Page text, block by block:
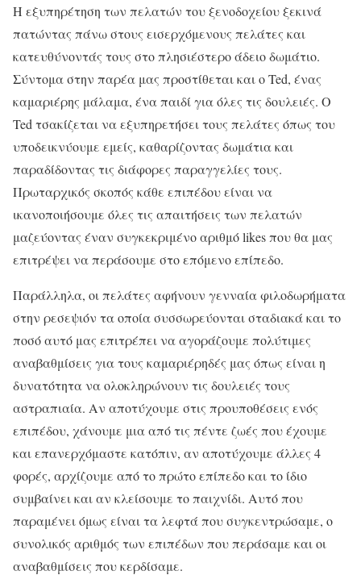
Η εξυπηρέτηση των πελατών του ξενοδοχείου ξεκινά
πατώντας πάνω στους εισερχόμενους πελάτες και
κατευθύνοντάς τους στο πλησιέστερο άδειο δωμάτιο.
Σύντομα στην παρέα μας προστίθεται και ο Ted, ένας
καμαριέρης μάλαμα, ένα παιδί για όλες τις δουλειές. Ο
Ted τσακίζεται να εξυπηρετήσει τους πελάτες όπως του
υποδεικνύουμε εμείς, καθαρίζοντας δωμάτια και
παραδίδοντας τις διάφορες παραγγελίες τους.
Πρωταρχικός σκοπός κάθε επιπέδου είναι να
ικανοποιήσουμε όλες τις απαιτήσεις των πελατών
μαζεύοντας έναν συγκεκριμένο αριθμό likes που θα μας
επιτρέψει να περάσουμε στο επόμενο επίπεδο.
Παράλληλα, οι πελάτες αφήνουν γενναία φιλοδωρήματα
στην ρεσεψιόν τα οποία συσσωρεύονται σταδιακά και το
ποσό αυτό μας επιτρέπει να αγοράζουμε πολύτιμες
αναβαθμίσεις για τους καμαριέρηδές μας όπως είναι η
δυνατότητα να ολοκληρώνουν τις δουλειές τους
αστραπιαία. Αν αποτύχουμε στις προυποθέσεις ενός
επιπέδου, χάνουμε μια από τις πέντε ζωές που έχουμε
και επανερχόμαστε κατόπιν, αν αποτύχουμε άλλες 4
φορές, αρχίζουμε από το πρώτο επίπεδο και το ίδιο
συμβαίνει και αν κλείσουμε το παιχνίδι. Αυτό που
παραμένει όμως είναι τα λεφτά που συγκεντρώσαμε, ο
συνολικός αριθμός των επιπέδων που περάσαμε και οι
αναβαθμίσεις που κερδίσαμε.